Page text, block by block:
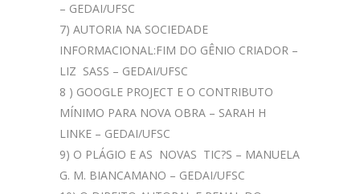
– GEDAI/UFSC
7) AUTORIA NA SOCIEDADE
INFORMACIONAL:FIM DO GÊNIO CRIADOR –
LIZ SASS – GEDAI/UFSC
8 ) GOOGLE PROJECT E O CONTRIBUTO
MÍNIMO PARA NOVA OBRA – SARAH H
LINKE – GEDAI/UFSC
9) O PLÁGIO E AS NOVAS TIC?S – MANUELA
G. M. BIANCAMANO – GEDAI/UFSC